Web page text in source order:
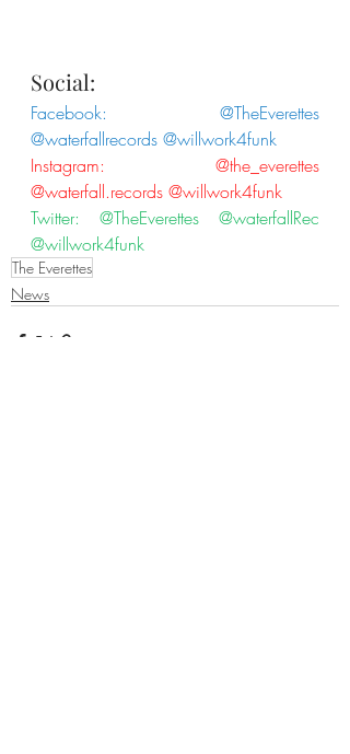
Social:
Facebook: @TheEverettes
@waterfallrecords @willwork4funk
Instagram: @the_everettes
@waterfall.records @willwork4funk
Twitter: @TheEverettes @waterfallRec
@willwork4funk
The Everettes
News